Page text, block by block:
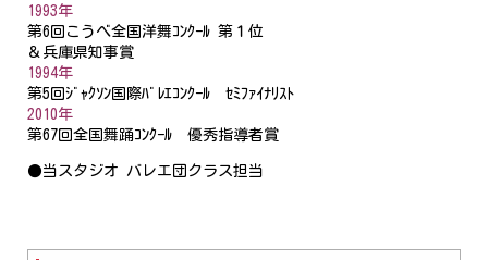
1993年
第6回こうべ全国洋舞ｺﾝｸｰﾙ 第１位
＆兵庫県知事賞
1994年
第5回ｼﾞｬｸｿﾝ国際ﾊﾞﾚｴｺﾝｸｰﾙ ｾﾐﾌｧｲﾅﾘｽﾄ
2010年
第67回全国舞踊ｺﾝｸｰﾙ 優秀指導者賞
●当スタジオ バレエ団クラス担当